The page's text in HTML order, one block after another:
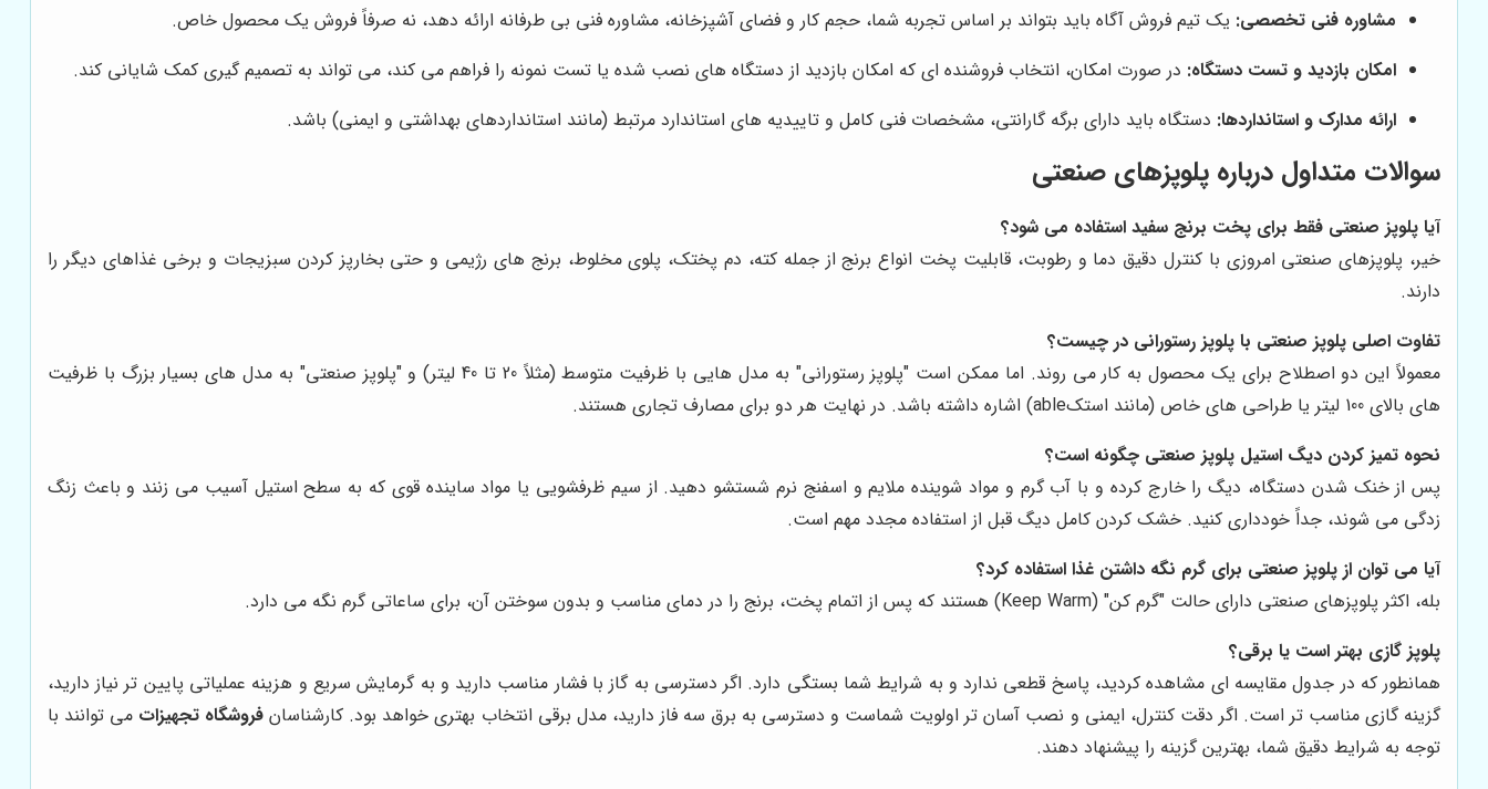
مشاوره فنی تخصصی: یک تیم فروش آگاه باید بتواند بر اساس تجربه شما، حجم کار و فضای آشپزخانه، مشاوره فنی بی طرفانه ارائه دهد، نه صرفاً فروش یک محصول خاص.
امکان بازدید و تست دستگاه: در صورت امکان، انتخاب فروشنده ای که امکان بازدید از دستگاه های نصب شده یا تست نمونه را فراهم می کند، می تواند به تصمیم گیری کمک شایانی کند.
ارائه مدارک و استانداردها: دستگاه باید دارای برگه گارانتی، مشخصات فنی کامل و تاییدیه های استاندارد مرتبط (مانند استانداردهای بهداشتی و ایمنی) باشد.
سوالات متداول درباره پلوپزهای صنعتی
آیا پلوپز صنعتی فقط برای پخت برنج سفید استفاده می شود؟
خیر، پلوپزهای صنعتی امروزی با کنترل دقیق دما و رطوبت، قابلیت پخت انواع برنج از جمله کته، دم پختک، پلوی مخلوط، برنج های رژیمی و حتی بخارپز کردن سبزیجات و برخی غذاهای دیگر را
دارند.
تفاوت اصلی پلوپز صنعتی با پلوپز رستورانی در چیست؟
معمولاً این دو اصطلاح برای یک محصول به کار می روند. اما ممکن است "پلوپز رستورانی" به مدل هایی با ظرفیت متوسط (مثلاً 20 تا 40 لیتر) و "پلوپز صنعتی" به مدل های بسیار بزرگ با ظرفیت
های بالای 100 لیتر یا طراحی های خاص (مانند استکable) اشاره داشته باشد. در نهایت هر دو برای مصارف تجاری هستند.
نحوه تمیز کردن دیگ استیل پلوپز صنعتی چگونه است؟
پس از خنک شدن دستگاه، دیگ را خارج کرده و با آب گرم و مواد شوینده ملایم و اسفنج نرم شستشو دهید. از سیم ظرفشویی یا مواد ساینده قوی که به سطح استیل آسیب می زنند و باعث زنگ
زدگی می شوند، جداً خودداری کنید. خشک کردن کامل دیگ قبل از استفاده مجدد مهم است.
آیا می توان از پلوپز صنعتی برای گرم نگه داشتن غذا استفاده کرد؟
بله، اکثر پلوپزهای صنعتی دارای حالت "گرم کن" (Keep Warm) هستند که پس از اتمام پخت، برنج را در دمای مناسب و بدون سوختن آن، برای ساعاتی گرم نگه می دارد.
پلوپز گازی بهتر است یا برقی؟
همانطور که در جدول مقایسه ای مشاهده کردید، پاسخ قطعی ندارد و به شرایط شما بستگی دارد. اگر دسترسی به گاز با فشار مناسب دارید و به گرمایش سریع و هزینه عملیاتی پایین تر نیاز دارید،
گزینه گازی مناسب تر است. اگر دقت کنترل، ایمنی و نصب آسان تر اولویت شماست و دسترسی به برق سه فاز دارید، مدل برقی انتخاب بهتری خواهد بود. کارشناسان فروشگاه تجهیزات می توانند با
توجه به شرایط دقیق شما، بهترین گزینه را پیشنهاد دهند.